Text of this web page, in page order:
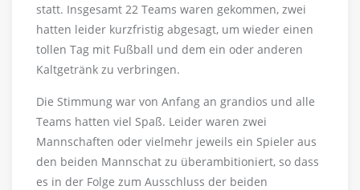
statt. Insgesamt 22 Teams waren gekommen, zwei
hatten leider kurzfristig abgesagt, um wieder einen
tollen Tag mit Fußball und dem ein oder anderen
Kaltgetränk zu verbringen.
Die Stimmung war von Anfang an grandios und alle
Teams hatten viel Spaß. Leider waren zwei
Mannschaften oder vielmehr jeweils ein Spieler aus
den beiden Mannschat zu überambitioniert, so dass
es in der Folge zum Ausschluss der beiden